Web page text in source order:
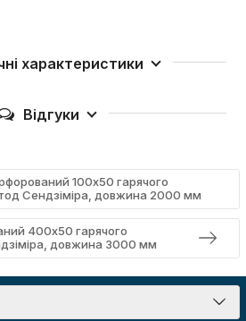
характеристики
Відгуки
100х50 гарячого
Сендзіміра, довжина 2000 мм
400х50 гарячого
довжина 3000 мм